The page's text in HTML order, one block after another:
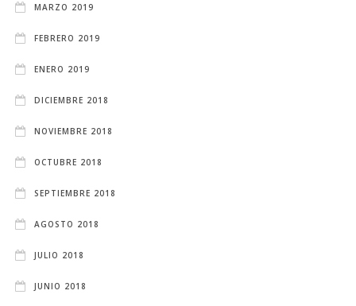
MARZO 2019
FEBRERO 2019
ENERO 2019
DICIEMBRE 2018
NOVIEMBRE 2018
OCTUBRE 2018
SEPTIEMBRE 2018
AGOSTO 2018
JULIO 2018
JUNIO 2018